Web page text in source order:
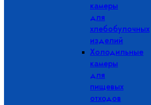
камеры
для
хлебобулочных
изделий
Холодильные
камеры
для
пищевых
отходов